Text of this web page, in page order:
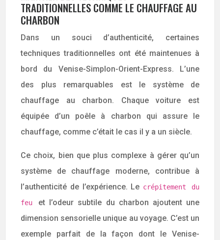
TRADITIONNELLES COMME LE CHAUFFAGE AU
CHARBON
Dans un souci d’authenticité, certaines
techniques traditionnelles ont été maintenues à
bord du Venise-Simplon-Orient-Express. L’une
des plus remarquables est le système de
chauffage au charbon. Chaque voiture est
équipée d’un poêle à charbon qui assure le
chauffage, comme c’était le cas il y a un siècle.
Ce choix, bien que plus complexe à gérer qu’un
système de chauffage moderne, contribue à
l’authenticité de l’expérience. Le crépitement du
feu et l’odeur subtile du charbon ajoutent une
dimension sensorielle unique au voyage. C’est un
exemple parfait de la façon dont le Venise-